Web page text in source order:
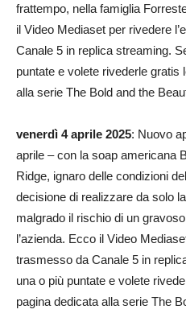
frattempo, nella famiglia
il Video Mediaset per rivedere
Canale 5 in replica streaming.
puntate e volete rivederle gratis
alla serie The Bold and the
venerdì 4 aprile 2025: Nuovo
aprile – con la soap americana
Ridge, ignaro delle condizioni
decisione di realizzare da solo
malgrado il rischio di un
l’azienda. Ecco il Video
trasmesso da Canale 5 in
una o più puntate e volete
pagina dedicata alla serie The